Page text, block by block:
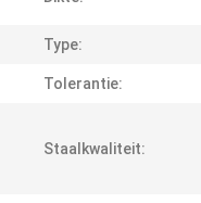
Type:
Tolerantie:
Staalkwaliteit: